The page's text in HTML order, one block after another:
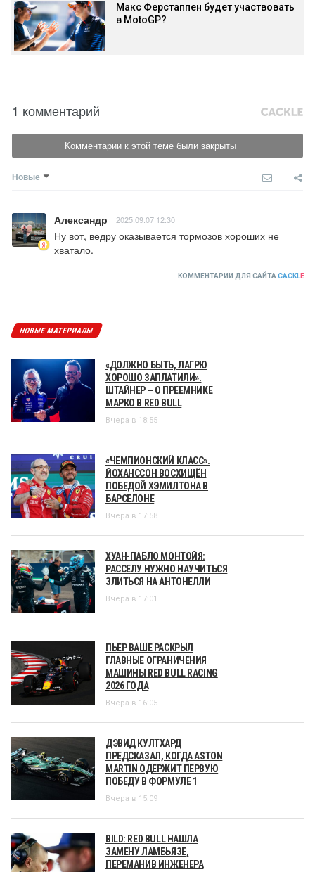
Макс Ферстаппен будет участвовать
в MotoGP?
1 комментарий
Комментарии к этой теме были закрыты
Новые
Александр 2025.09.07 12:30
Ну вот, ведру оказывается тормозов хороших не
хватало.
КОММЕНТАРИИ ДЛЯ САЙТА CACKLE
НОВЫЕ МАТЕРИАЛЫ
«ДОЛЖНО БЫТЬ, ЛАГРЮ
ХОРОШО ЗАПЛАТИЛИ».
ШТАЙНЕР – О ПРЕЕМНИКЕ
МАРКО В RED BULL
Вчера в 18:55
«ЧЕМПИОНСКИЙ КЛАСС».
ЙОХАНССОН ВОСХИЩЁН
ПОБЕДОЙ ХЭМИЛТОНА В
БАРСЕЛОНЕ
Вчера в 17:58
ХУАН-ПАБЛО МОНТОЙЯ:
РАССЕЛУ НУЖНО НАУЧИТЬСЯ
ЗЛИТЬСЯ НА АНТОНЕЛЛИ
Вчера в 17:01
ПЬЕР ВАШЕ РАСКРЫЛ
ГЛАВНЫЕ ОГРАНИЧЕНИЯ
МАШИНЫ RED BULL RACING
2026 ГОДА
Вчера в 16:05
ДЭВИД КУЛТХАРД
ПРЕДСКАЗАЛ, КОГДА ASTON
MARTIN ОДЕРЖИТ ПЕРВУЮ
ПОБЕДУ В ФОРМУЛЕ 1
Вчера в 15:09
BILD: RED BULL НАШЛА
ЗАМЕНУ ЛАМБЬЯЗЕ,
ПЕРЕМАНИВ ИНЖЕНЕРА